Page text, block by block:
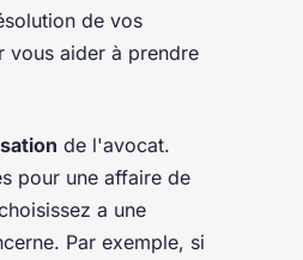
de vos
vous aider à prendre
de l'avocat.
pour une affaire de
a une
Par exemple, si